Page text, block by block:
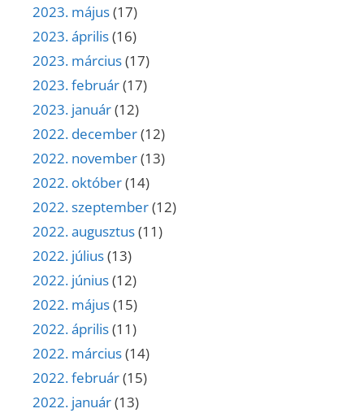
2023. május(17)
2023. április(16)
2023. március(17)
2023. február(17)
2023. január(12)
2022. december(12)
2022. november(13)
2022. október(14)
2022. szeptember(12)
2022. augusztus(11)
2022. július(13)
2022. június(12)
2022. május(15)
2022. április(11)
2022. március(14)
2022. február(15)
2022. január(13)